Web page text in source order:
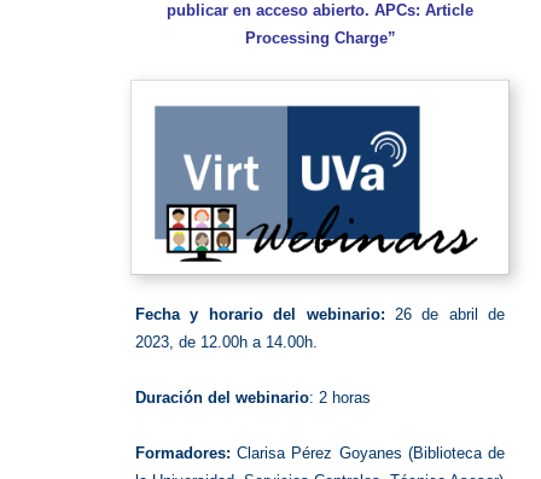
publicar en acceso abierto. APCs: Article
Processing Charge”
Fecha y horario del webinario: 26 de abril de
2023, de 12.00h a 14.00h.
Duración del webinario: 2 horas
Formadores:Clarisa Pérez Goyanes (Biblioteca de